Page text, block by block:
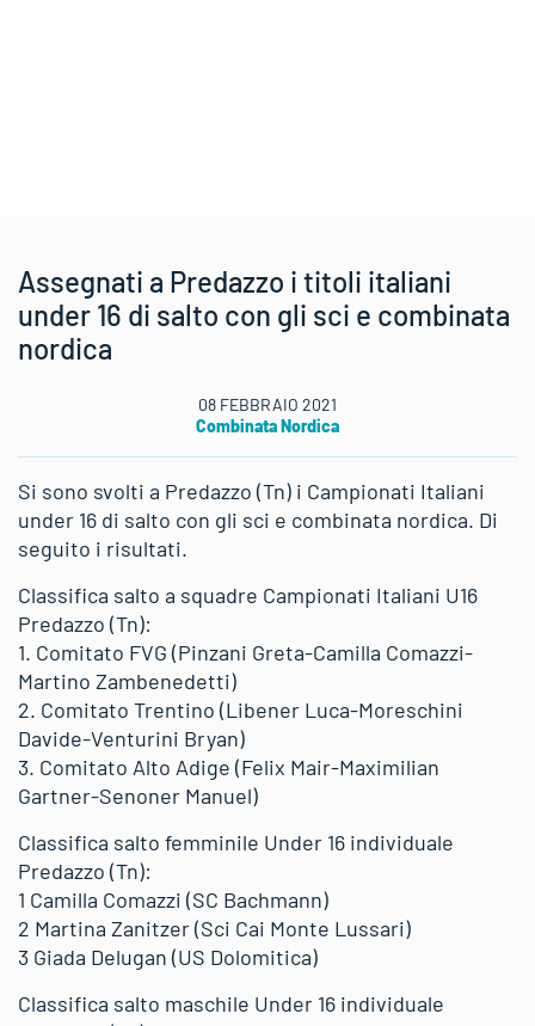
Assegnati a Predazzo i titoli italiani
under 16 di salto con gli sci e combinata
nordica
08 FEBBRAIO 2021
Combinata Nordica
Si sono svolti a Predazzo (Tn) i Campionati Italiani
under 16 di salto con gli sci e combinata nordica. Di
seguito i risultati.
Classifica salto a squadre Campionati Italiani U16
Predazzo (Tn):
1. Comitato FVG (Pinzani Greta-Camilla Comazzi-
Martino Zambenedetti)
2. Comitato Trentino (Libener Luca-Moreschini
Davide-Venturini Bryan)
3. Comitato Alto Adige (Felix Mair-Maximilian
Gartner-Senoner Manuel)
Classifica salto femminile Under 16 individuale
Predazzo (Tn):
1 Camilla Comazzi (SC Bachmann)
2 Martina Zanitzer (Sci Cai Monte Lussari)
3 Giada Delugan (US Dolomitica)
Classifica salto maschile Under 16 individuale